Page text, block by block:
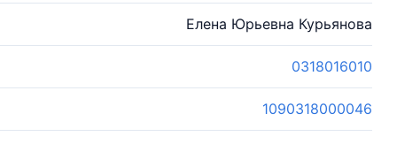
Елена Юрьевна Курьянова
0318016010
1090318000046